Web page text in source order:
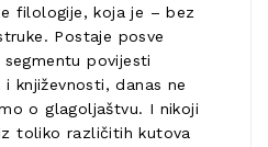
filologije, koja je – bez
Postaje posve
povijesti
književnosti, danas ne
o glagoljaštvu. I nikoji
toliko različitih kutova